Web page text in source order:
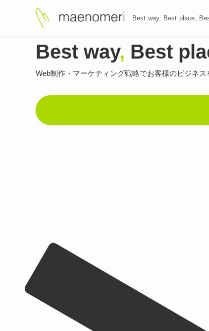
Best way, Best place,
Best way, Best
Web制作・マーケティング戦略でお客様のビジネス